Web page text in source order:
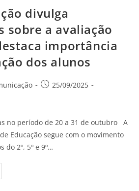
divulga
sobre a avaliação
importância
dos alunos
25/09/2025
no período de 20 a 31 de outubro A
Educação segue com o movimento
do 2º, 5º e 9º…